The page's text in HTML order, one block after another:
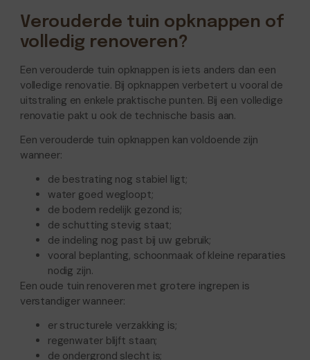
Verouderde tuin opknappen of
volledig renoveren?
Een verouderde tuin opknappen is iets anders dan een
volledige renovatie. Bij opknappen verbetert u vooral de
uitstraling en enkele praktische punten. Bij een volledige
renovatie pakt u ook de technische basis aan.
Een verouderde tuin opknappen kan voldoende zijn
wanneer:
de bestrating nog stabiel ligt;
water goed wegloopt;
de bodem redelijk gezond is;
de schutting stevig staat;
de indeling nog past bij uw gebruik;
vooral beplanting, schoonmaak of kleine reparaties
nodig zijn.
Een oude tuin renoveren met grotere ingrepen is
verstandiger wanneer:
er structurele verzakking is;
regenwater blijft staan;
de ondergrond slecht is;